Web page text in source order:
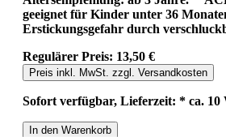
geeignet für Kinder unter 36
Erstickungsgefahr durch
Regulärer Preis: 13,50 €
Preis inkl. MwSt. zzgl. Versandkosten
Sofort verfügbar, Lieferzeit: * ca. 10
In den Warenkorb